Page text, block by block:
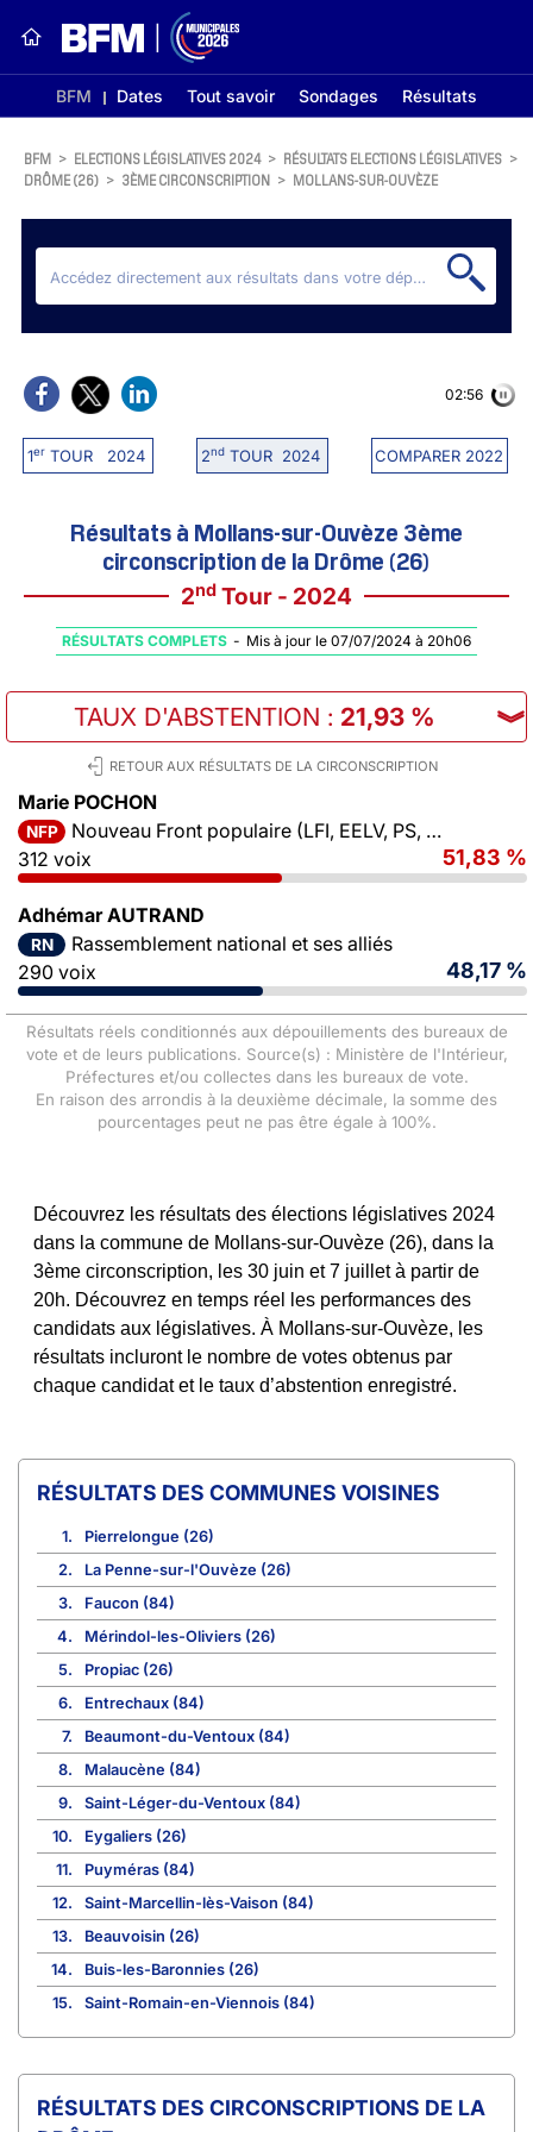
BFM Dates Tout savoir Sondages Résultats
BFM > ELECTIONS LÉGISLATIVES 2024 > RÉSULTATS ELECTIONS LÉGISLATIVES >
DRÔME (26) > 3ÈME CIRCONSCRIPTION > MOLLANS-SUR-OUVÈZE
1erTOUR 2024 2ndTOUR 2024 COMPARER 2022
02:56
Résultats à Mollans-sur-Ouvèze 3ème
circonscription de la Drôme (26)
2nd Tour - 2024
RÉSULTATS COMPLETS - Mis à jour le 07/07/2024 à 20h06
TAUX D'ABSTENTION : 21,93 % ︾
RETOUR AUX RÉSULTATS DE LA CIRCONSCRIPTION
Marie POCHON
NFP
Nouveau Front populaire (LFI, EELV, PS, PCF)
312 voix
51,83 %
Adhémar AUTRAND
RN
Rassemblement national et ses alliés
290 voix
48,17 %
Résultats réels conditionnés aux dépouillements des bureaux de
vote et de leurs publications. Source(s) : Ministère de l'Intérieur,
Préfectures et/ou collectes dans les bureaux de vote.
En raison des arrondis à la deuxième décimale, la somme des
pourcentages peut ne pas être égale à 100%.
Découvrez les résultats des élections législatives 2024
dans la commune de Mollans-sur-Ouvèze (26), dans la
3ème circonscription, les 30 juin et 7 juillet à partir de
20h. Découvrez en temps réel les performances des
candidats aux législatives. À Mollans-sur-Ouvèze, les
résultats incluront le nombre de votes obtenus par
chaque candidat et le taux d’abstention enregistré.
COMMUNES VOISINES
1.
Pierrelongue (26)
2.
La Penne-sur-l'Ouvèze (26)
3.
Faucon (84)
4.
Mérindol-les-Oliviers (26)
5.
Propiac (26)
6.
Entrechaux (84)
7.
Beaumont-du-Ventoux (84)
8.
Malaucène (84)
9.
Saint-Léger-du-Ventoux (84)
10.
Eygaliers (26)
11.
Puyméras (84)
12.
Saint-Marcellin-lès-Vaison (84)
13.
Beauvoisin (26)
14.
Buis-les-Baronnies (26)
15.
Saint-Romain-en-Viennois (84)
CIRCONSCRIPTIONS DE LA